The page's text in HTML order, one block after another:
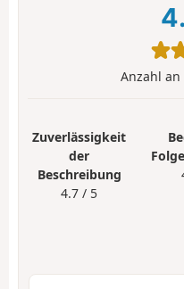
Anzahl
Zuverlässigkeit
der
Beschreibung
4.7 / 5